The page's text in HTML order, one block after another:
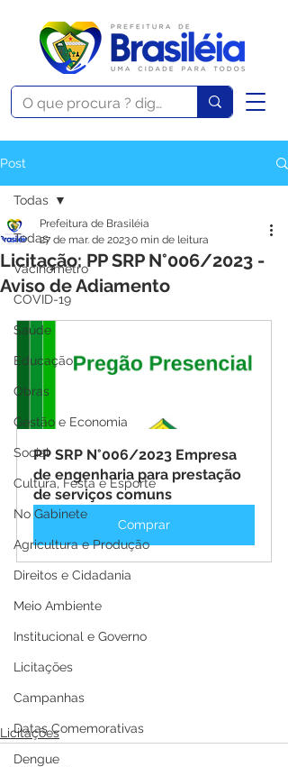
Post
Todas
Vacinômetro
COVID-19
Saúde
Educação
Obras
Gestão e Economia
Social
Cultura, Festa e Esporte
No Gabinete
Agricultura e Produção
Direitos e Cidadania
Meio Ambiente
Institucional e Governo
Licitações
Campanhas
Datas Comemorativas
Dengue
Todas
Licitação: PP SRP N°006/2023 -
Aviso de Adiamento
Prefeitura de Brasiléia
27 de mar. de 20230 min de leitura
PP SRP N°006/2023 Empresa
de engenharia para prestação
de serviços comuns
Comprar
Licitações